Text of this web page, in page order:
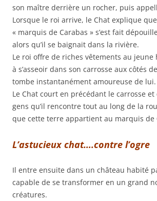
son maître derrière un rocher, puis
Lorsque le roi arrive, le Chat explique
« marquis de Carabas » s’est fait
alors qu’il se baignait dans la rivière.
Le roi offre de riches vêtements au jeune
à s’asseoir dans son carrosse aux côtés
tombe instantanément amoureuse de lui.
Le Chat court en précédant le carrosse
gens qu’il rencontre tout au long de la
que cette terre appartient au marquis de
L’astucieux chat….contre l’ogre
Il entre ensuite dans un château habité
capable de se transformer en un grand
créatures.